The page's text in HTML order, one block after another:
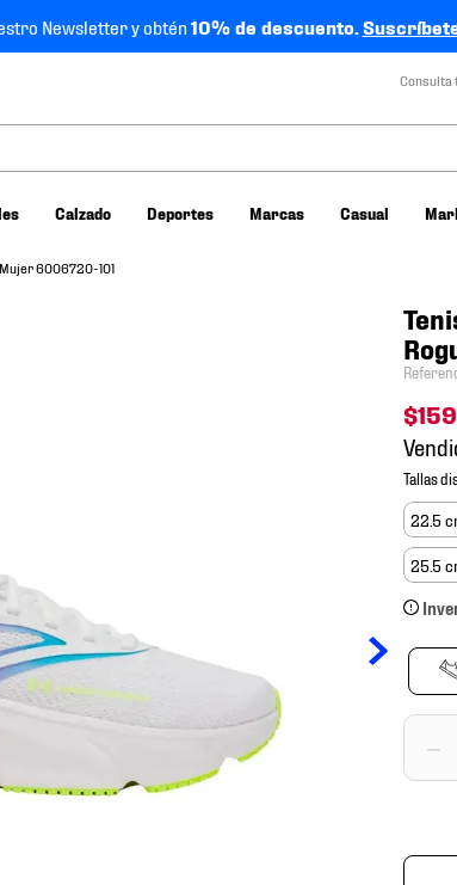
Newsletter y obtén10% de descuento.
Consulta
Calzado Deportes Marcas Casual
6006720-101
$
22.5
25.5
－